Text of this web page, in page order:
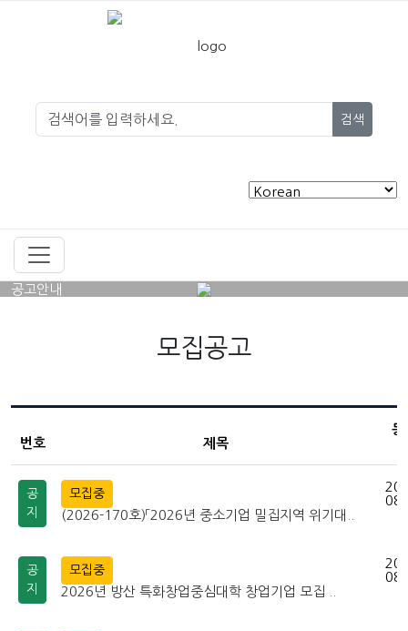
검색
공고안내
모집공고
번호 제목
등
공
지
모집중
(2026-170호)「2026년 중소기업 밀집지역 위기대..
공
지
모집중
2026년 방산 특화창업중심대학 창업기업 모집 ..